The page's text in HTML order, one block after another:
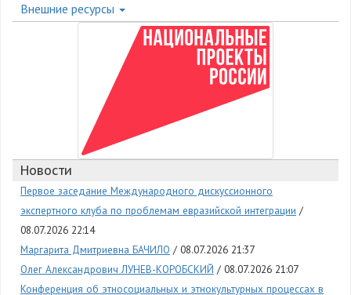
Внешние ресурсы
Новости
Первое заседание Международного дискуссионного
экспертного клуба по проблемам евразийской интеграции
08.07.2026 22:14
Маргарита Дмитриевна БАЧИЛО
08.07.2026 21:37
Олег Александрович ЛУНЕВ-КОРОБСКИЙ
08.07.2026 21:07
Конференция об этносоциальных и этнокультурных процессах в